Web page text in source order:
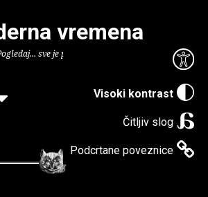
Visoki kontrast
Čitljiv slog
Podcrtane poveznice
vremena
sve je puno knjiga.